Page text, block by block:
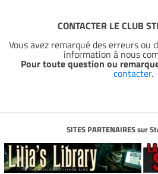
CONTACTER LE CLUB
Vous avez remarqué des erreurs ou
information à nous
Pour toute question ou
contacter.
SITES PARTENAIRES sur